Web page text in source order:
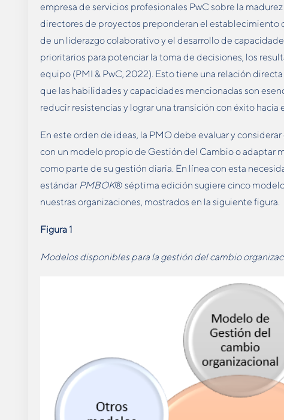
empresa de servicios profesionales PwC sobre la
directores de proyectos preponderan el establecimiento
de un liderazgo colaborativo y el desarrollo de
prioritarios para potenciar la toma de decisiones, los
equipo (PMI & PwC, 2022). Esto tiene una relación
que las habilidades y capacidades mencionadas son
reducir resistencias y lograr una transición con éxito hacia
En este orden de ideas, la PMO debe evaluar y
con un modelo propio de Gestión del Cambio o adaptar
como parte de su gestión diaria. En línea con esta
estándar PMBOK® séptima edición sugiere cinco
nuestras organizaciones, mostrados en la siguiente figura.
Figura 1
Modelos disponibles para la gestión del cambio